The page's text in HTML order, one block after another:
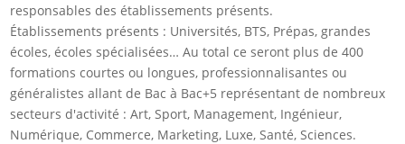
responsables des établissements présents.
Établissements présents : Universités, BTS, Prépas, grandes
écoles, écoles spécialisées… Au total ce seront plus de 400
formations courtes ou longues, professionnalisantes ou
généralistes allant de Bac à Bac+5 représentant de nombreux
secteurs d'activité : Art, Sport, Management, Ingénieur,
Numérique, Commerce, Marketing, Luxe, Santé, Sciences.